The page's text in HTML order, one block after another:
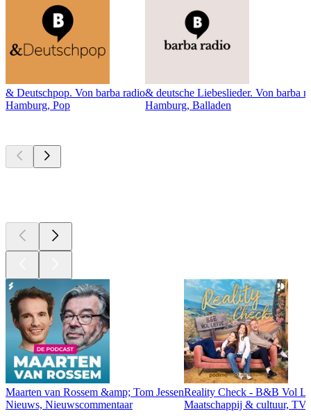
& Deutschpop. Von barba radio
Hamburg, Pop
& deutsche Liebeslieder. Von barba
Hamburg, Balladen
Maarten van Rossem &amp; Tom Jessen
Nieuws, Nieuwscommentaar
Reality Check - B&B Vol
Maatschappij & cultuur,